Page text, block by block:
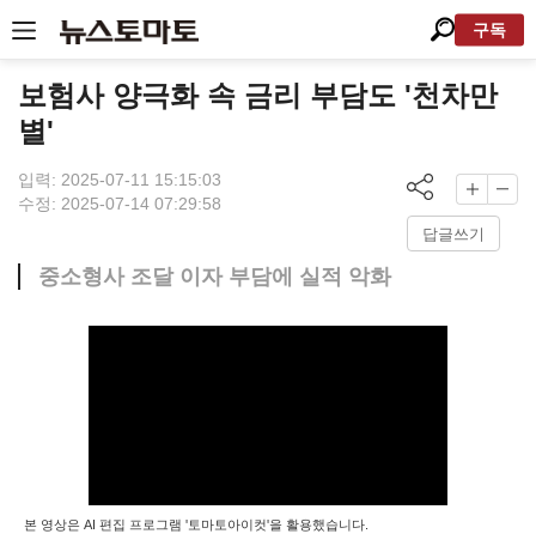
구독
보험사 양극화 속 금리 부담도 '천차만
별'
입력: 2025-07-11 15:15:03
수정: 2025-07-14 07:29:58
답글쓰기
중소형사 조달 이자 부담에 실적 악화
본 영상은 AI 편집 프로그램 '토마토아이컷'을 활용했습니다.